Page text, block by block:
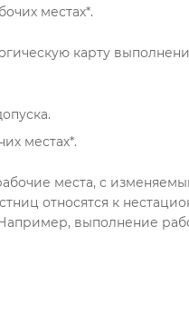
местах*.
карту
местах*.
места, с
относятся к
выполнение